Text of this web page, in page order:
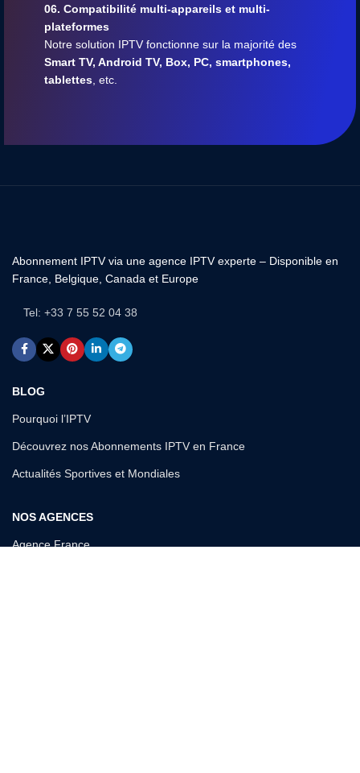
06. Compatibilité multi-appareils et multi-
plateformes
Notre solution IPTV fonctionne sur la majorité des
Smart TV, Android TV, Box, PC, smartphones,
tablettes , etc.
Abonnement IPTV via une agence IPTV experte – Disponible en
France, Belgique, Canada et Europe
Tel: +33 7 55 52 04 38
BLOG
Pourquoi l’IPTV
Découvrez nos Abonnements IPTV en France
Actualités Sportives et Mondiales
NOS AGENCES
Agence France